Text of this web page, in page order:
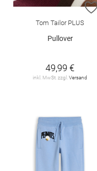
Tom Tailor PLUS
Pullover
49,99 €
inkl. MwSt. zzgl. Versand